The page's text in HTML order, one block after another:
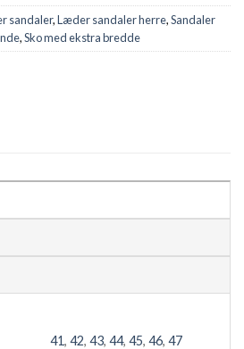
sandaler,Læder sandaler herre,Sandaler
,Sko med ekstra bredde
41,42,43,44,45,46,47